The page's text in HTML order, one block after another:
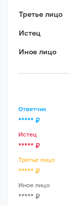
Третье лицо
Истец
Иное лицо
Ответчик
***** ₽
Истец
***** ₽
Третье лицо
***** ₽
Иное лицо
***** ₽